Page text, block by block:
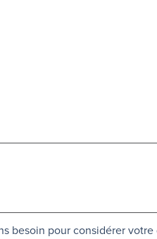
besoin pour considérer